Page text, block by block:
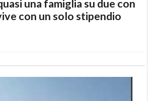
una famiglia su due con
con un solo stipendio